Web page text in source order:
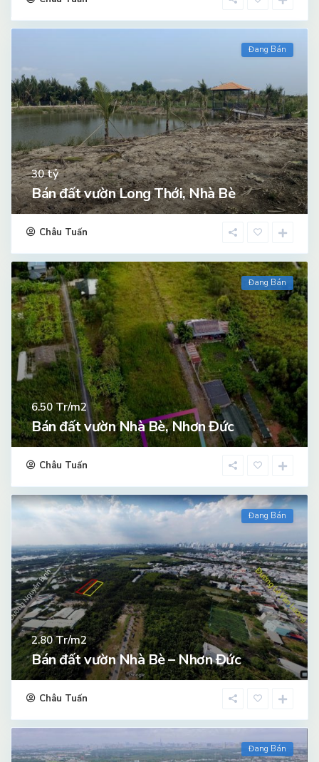
Đang Bán
30tỷ
Bán đất vườn Long Thới, Nhà Bè
Châu Tuấn
Đang Bán
6.50Tr/m2
Bán đất vườn Nhà Bè, Nhơn Đức
Châu Tuấn
Đang Bán
2.80Tr/m2
Bán đất vườn Nhà Bè – Nhơn Đức
Châu Tuấn
Đang Bán